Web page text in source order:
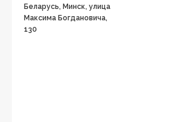
Беларусь, Минск, улица
Максима Богдановича,
130